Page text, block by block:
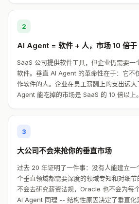
2
AI Agent = 软件 + 人，市场 10 倍于
SaaS 公司提供软件工具，但企业仍需要一
软件。垂直 AI Agent 的革命性在于：它不
作软件的人。企业在员工薪酬上的支出远
Agent 能吃掉的市场是 SaaS 的 10 倍以上。
3
大公司不会来抢你的垂直市场
过去 20 年证明了一件事：没有人能建立一
个垂直领域都需要深度的领域专知和对细
不会去研究薪资法规，Oracle 也不会为每
AI Agent 同理 -- 结构性原因决定了垂直化